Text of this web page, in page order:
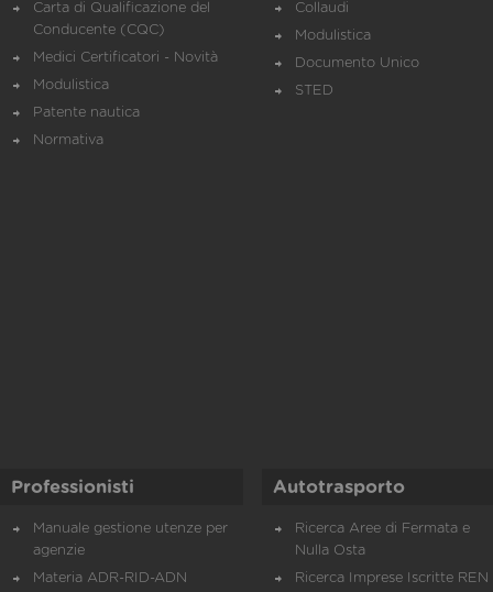
Carta di Qualificazione del
Conducente (CQC)
Medici Certificatori - Novità
Modulistica
Patente nautica
Normativa
Collaudi
Modulistica
Documento Unico
STED
Professionisti
Manuale gestione utenze per
agenzie
Materia ADR-RID-ADN
Autotrasporto
Ricerca Aree di Fermata e
Nulla Osta
Ricerca Imprese Iscritte REN